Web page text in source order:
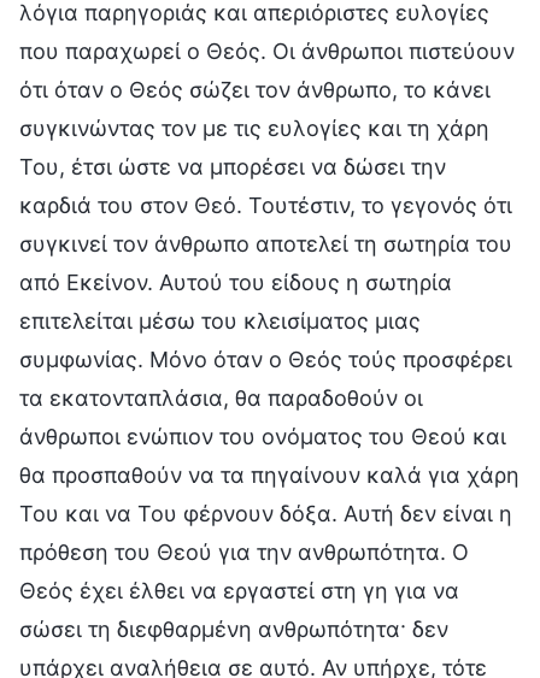
λόγια παρηγοριάς και απεριόριστες ευλογίες
που παραχωρεί ο Θεός. Οι άνθρωποι πιστεύουν
ότι όταν ο Θεός σώζει τον άνθρωπο, το κάνει
συγκινώντας τον με τις ευλογίες και τη χάρη
Του, έτσι ώστε να μπορέσει να δώσει την
καρδιά του στον Θεό. Τουτέστιν, το γεγονός ότι
συγκινεί τον άνθρωπο αποτελεί τη σωτηρία του
από Εκείνον. Αυτού του είδους η σωτηρία
επιτελείται μέσω του κλεισίματος μιας
συμφωνίας. Μόνο όταν ο Θεός τούς προσφέρει
τα εκατονταπλάσια, θα παραδοθούν οι
άνθρωποι ενώπιον του ονόματος του Θεού και
θα προσπαθούν να τα πηγαίνουν καλά για χάρη
Του και να Του φέρνουν δόξα. Αυτή δεν είναι η
πρόθεση του Θεού για την ανθρωπότητα. Ο
Θεός έχει έλθει να εργαστεί στη γη για να
σώσει τη διεφθαρμένη ανθρωπότητα· δεν
υπάρχει αναλήθεια σε αυτό. Αν υπήρχε, τότε